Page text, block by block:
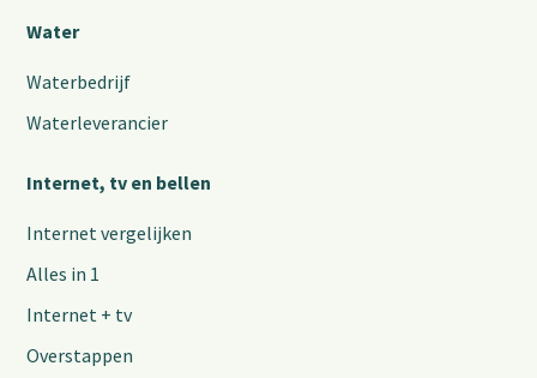
Water
Waterbedrijf
Waterleverancier
Internet, tv en bellen
Internet vergelijken
Alles in 1
Internet + tv
Overstappen